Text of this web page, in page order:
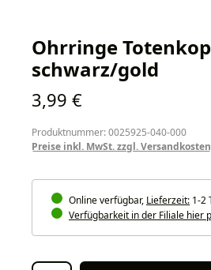
Ohrringe
schwarz/gold
Regulärer Preis:
3,99 €
Produktnummer: 0025925-040-000
Preise inkl. MwSt. zzgl. Versandkosten
Online verfügbar, Lieferzeit: 1-2
Verfügbarkeit in der Filiale hier